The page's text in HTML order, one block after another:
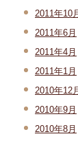
2011年10
2011年6月
2011年4月
2011年1月
2010年12
2010年9月
2010年8月